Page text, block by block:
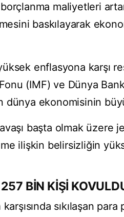
borçlanma maliyetleri
baskılayarak
enflasyona karşı
(IMF) ve Dünya
dünya ekonomisinin
başta olmak üzere
ilişkin belirsizliğin
BİN KİŞİ
sıkılaşan